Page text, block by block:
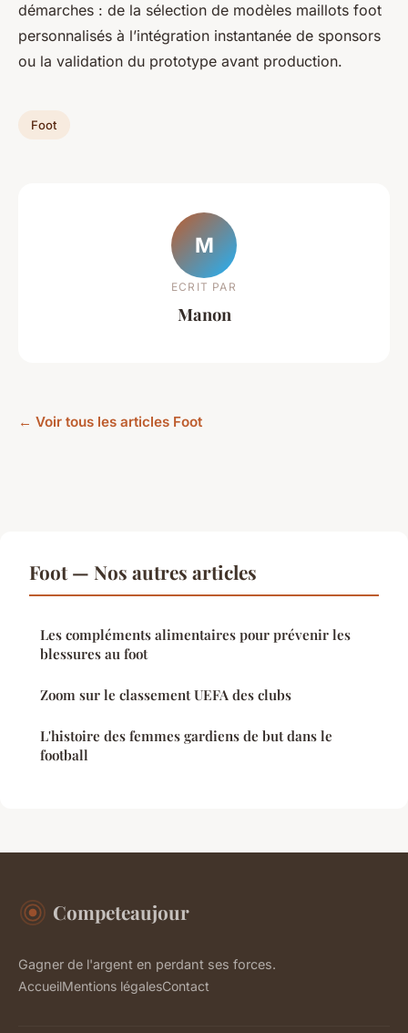
démarches : de la sélection de modèles maillots foot
personnalisés à l’intégration instantanée de sponsors
ou la validation du prototype avant production.
Foot
M
ECRIT PAR
Manon
← Voir tous les articles Foot
Foot — Nos autres articles
Les compléments alimentaires pour prévenir les
blessures au foot
Zoom sur le classement UEFA des clubs
L'histoire des femmes gardiens de but dans le
football
Competeaujour
Gagner de l'argent en perdant ses forces.
AccueilMentions légalesContact